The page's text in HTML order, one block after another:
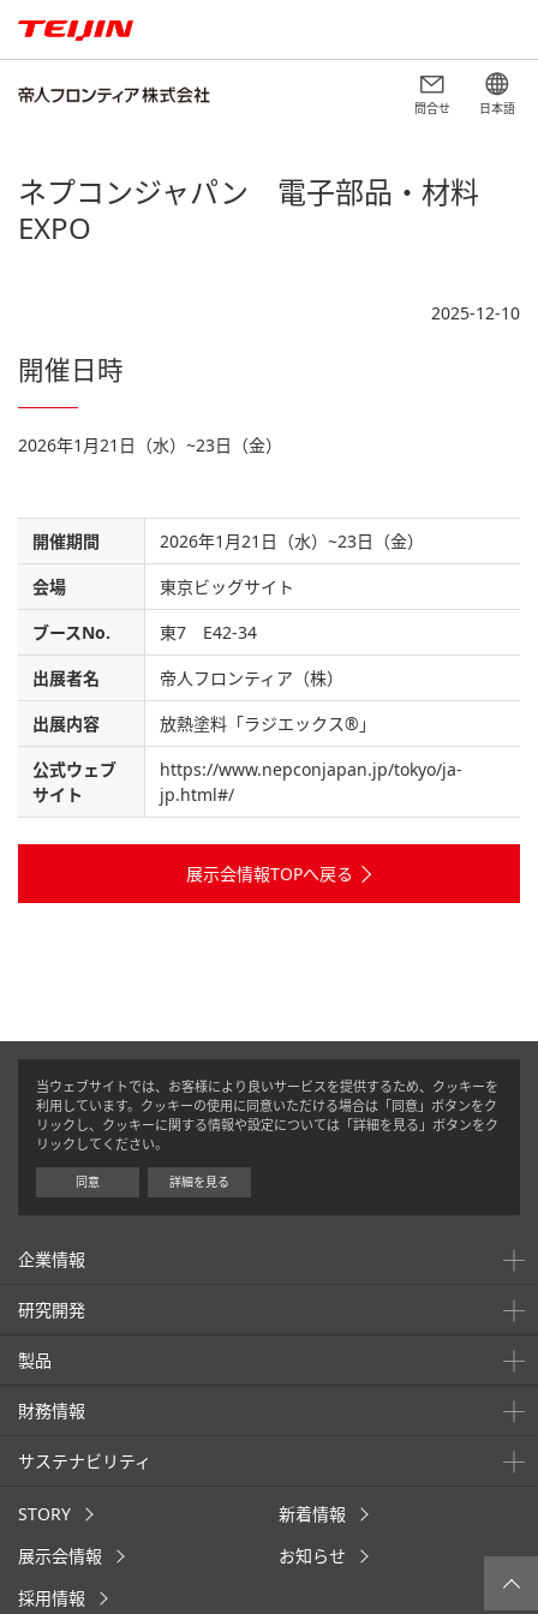
問合せ 日本語
ネプコンジャパン 電子部品・材料
EXPO
2025-12-10
開催日時
2026年1月21日（水）~23日（金）
開催期間
2026年1月21日（水）~23日（金）
会場
東京ビッグサイト
ブースNo.
東7 E42-34
出展者名
帝人フロンティア（株）
出展内容
放熱塗料「ラジエックス®」
公式ウェブ
サイト
https://www.nepconjapan.jp/tokyo/ja-
jp.html#/
展示会情報TOPへ戻る
当ウェブサイトでは、お客様により良いサービスを提供するため、クッキーを
利用しています。クッキーの使用に同意いただける場合は「同意」ボタンをク
リックし、クッキーに関する情報や設定については「詳細を見る」ボタンをク
リックしてください。
同意 詳細を見る
企業情報
研究開発
製品
財務情報
サステナビリティ
STORY
新着情報
展示会情報
お知らせ
採用情報